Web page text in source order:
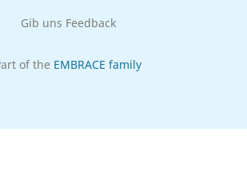
Gib uns Feedback
of the EMBRACE family